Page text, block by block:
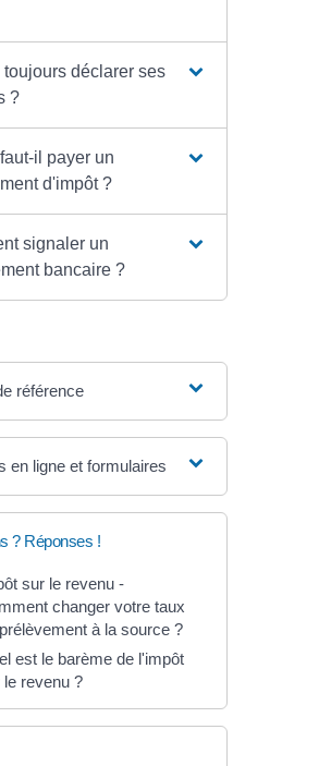
toujours déclarer ses
?
il payer un
d'impôt ?
signaler un
bancaire ?
référence
en ligne et formulaires
? Réponses !
sur le revenu -
changer votre taux
à la source ?
est le barème de l'impôt
le revenu ?